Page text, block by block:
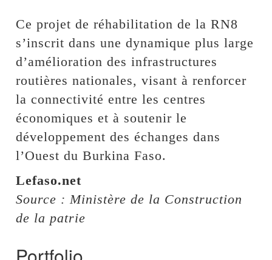
Ce projet de réhabilitation de la RN8
s’inscrit dans une dynamique plus large
d’amélioration des infrastructures
routières nationales, visant à renforcer
la connectivité entre les centres
économiques et à soutenir le
développement des échanges dans
l’Ouest du Burkina Faso.
Lefaso.net
Source : Ministère de la Construction
de la patrie